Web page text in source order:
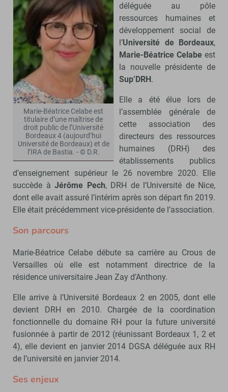
Marie-Béatrice Celabe est
titulaire d’une maîtrise de
droit public de l’Université
Bordeaux 4 (aujourd’hui
Université de Bordeaux) et de
l’IRA de Bastia. - © D.R.
déléguée au pôle
ressources humaines et
développement social de
l’Université de Bordeaux,
Marie-Béatrice Celabe est
la nouvelle présidente de
Sup’DRH.
Elle a été élue lors de
l’assemblée générale de
cette association des
directeurs des ressources
humaines (DRH) des
établissements publics
d’enseignement supérieur le 26 novembre 2020. Elle
succède à Jérôme Pech, DRH de l’Université de Nice,
dont elle avait assuré l’intérim après son départ fin 2019.
Elle était précédemment vice-présidente de l’association.
Son parcours
Marie-Béatrice Celabe débute sa carrière au Crous de
Versailles où elle est notamment directrice de la
résidence universitaire Jean Zay d’Anthony.
Elle arrive à l’Université Bordeaux 2 en 2005, dont elle
devient DRH en 2010. Chargée de la coordination
fonctionnelle du domaine RH pour la future université
fusionnée à partir de 2012 (réunissant Bordeaux 1, 2 et
4), elle devient en janvier 2014 DGSA déléguée aux RH
de l’université en janvier 2014.
Ses enjeux